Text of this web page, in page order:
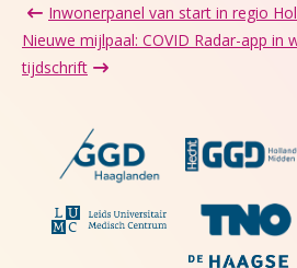
Inwonerpanel van start in regio
Nieuwe mijlpaal: COVID Radar-app in
tijdschrift